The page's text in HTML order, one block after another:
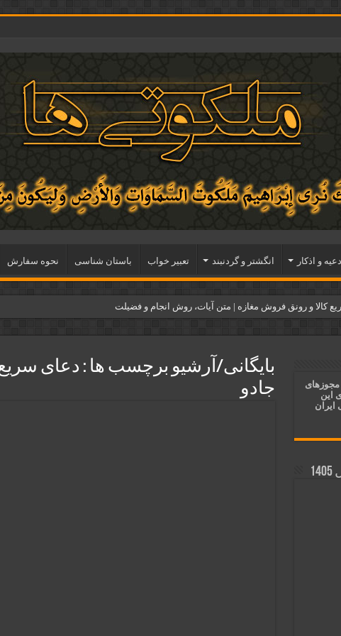
ادعيه و اذكار انگشتر و گردنبند تعبیر خواب باستان شناسی نحوه سفارش
کالا و رونق فروش مغازه | متن آیات، روش انجام و فضیلت
و آسان شدن کارها و برآورده شدن حاجت
حاجت روایی | ذکر اسماء الحسنی برآورده شدن حاجت
بایگانی/آرشیو برچسب ها : دعای
جادو
این
ایران